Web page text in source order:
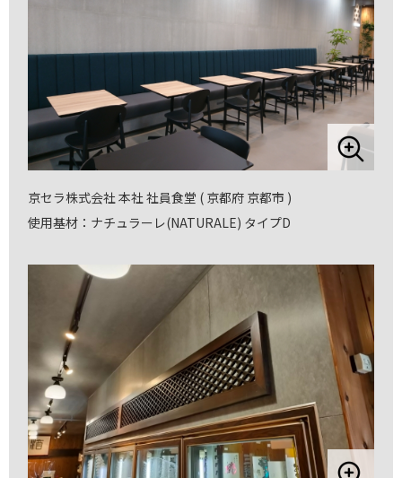
京セラ株式会社 本社 社員食堂 ( 京都府 京都市 )
使用基材：ナチュラーレ(NATURALE) タイプD